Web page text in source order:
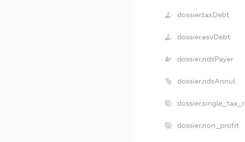
dossier.taxDebt
dossier.esvDebt
dossier.ndsPayer
dossier.ndsAnnul
dossier.non_profit